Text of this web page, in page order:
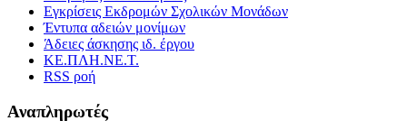
Εγκρίσεις Εκδρομών Σχολικών Μονάδων
Έντυπα αδειών μονίμων
Άδειες άσκησης ιδ. έργου
ΚΕ.ΠΛΗ.ΝΕ.Τ.
RSS ροή
Αναπληρωτές